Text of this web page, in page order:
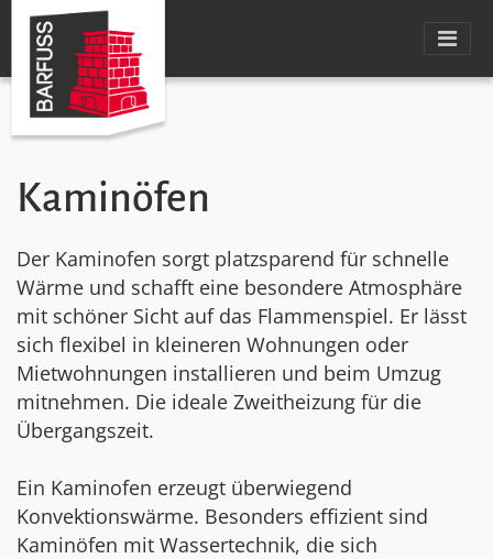
Kaminöfen
Der Kaminofen sorgt platzsparend für schnelle
Wärme und schafft eine besondere Atmosphäre
mit schöner Sicht auf das Flammenspiel. Er lässt
sich flexibel in kleineren Wohnungen oder
Mietwohnungen installieren und beim Umzug
mitnehmen. Die ideale Zweitheizung für die
Übergangszeit.
Ein Kaminofen erzeugt überwiegend
Konvektionswärme. Besonders effizient sind
Kaminöfen mit Wassertechnik, die sich